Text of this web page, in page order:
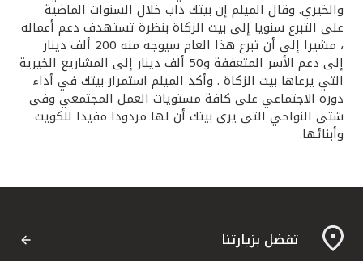
ألمانيا
ماليزيا
تركيا
والخيري. وقال الميلم إن بيتك داب خلال السنوات الماضية
على التبرع سنويا إلى بيت الزكاة بنظرة تستهدف دعم أعماله
، مشيرا إلى أن تبرع هذا العام سيوجه منه 200 ألف دينار
إلى دعم الأسر المتعففة و50 ألف دينار إلى المشاريع الخيرية
التي يرعاها بيت الزكاة . وأكد الميلم استمرار بيتك في أداء
دوره الاجتماعي على كافة مستويات العمل المجتمعي وفى
شتى النواحي التى يرى بيتك أن لها مردودا مفيدا للكويت
وأبنائها.
تفضل بزيارتنا